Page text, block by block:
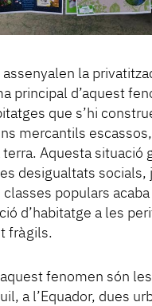
la
principal d’aquest
que s’hi
mercantils
Aquesta situació
desigualtats socials,
populars
d’habitatge a les
fràgils.
fenomen són
a l’Equador, dues